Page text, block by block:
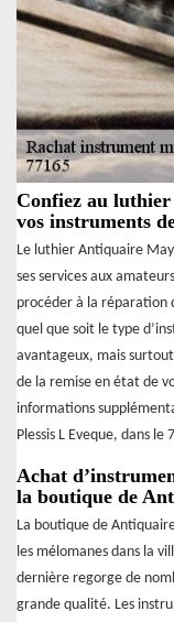
Confiez au
vos instruments
Le luthier Antiquaire
ses services aux
procéder à la réparation
quel que soit le type
avantageux, mais
de la remise en état de
informations
Plessis L Eveque, dans le
Achat
la boutique de
La boutique de
les mélomanes dans la
dernière regorge de
grande qualité. Les